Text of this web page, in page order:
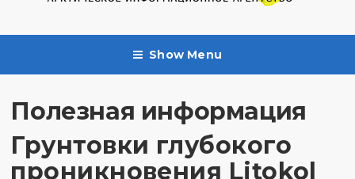
Show Menu
Полезная информация
Грунтовки глубокого
проникновения Litokol